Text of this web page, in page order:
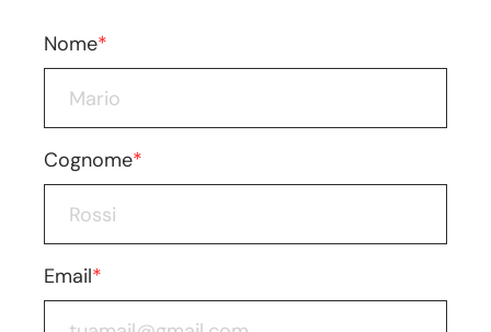
Nome*
Cognome*
Email*